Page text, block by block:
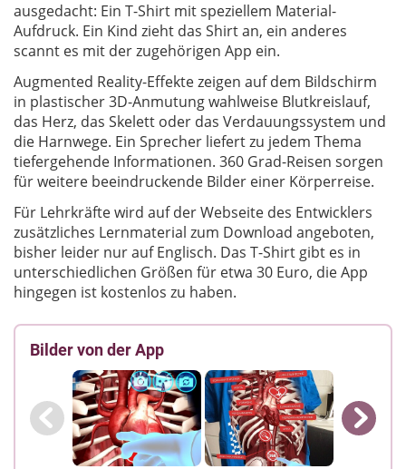
ausgedacht: Ein T-Shirt mit speziellem Material-
Aufdruck. Ein Kind zieht das Shirt an, ein anderes
scannt es mit der zugehörigen App ein.
Augmented Reality-Effekte zeigen auf dem Bildschirm
in plastischer 3D-Anmutung wahlweise Blutkreislauf,
das Herz, das Skelett oder das Verdauungssystem und
die Harnwege. Ein Sprecher liefert zu jedem Thema
tiefergehende Informationen. 360 Grad-Reisen sorgen
für weitere beeindruckende Bilder einer Körperreise.
Für Lehrkräfte wird auf der Webseite des Entwicklers
zusätzliches Lernmaterial zum Download angeboten,
bisher leider nur auf Englisch. Das T-Shirt gibt es in
unterschiedlichen Größen für etwa 30 Euro, die App
hingegen ist kostenlos zu haben.
Bilder von der App